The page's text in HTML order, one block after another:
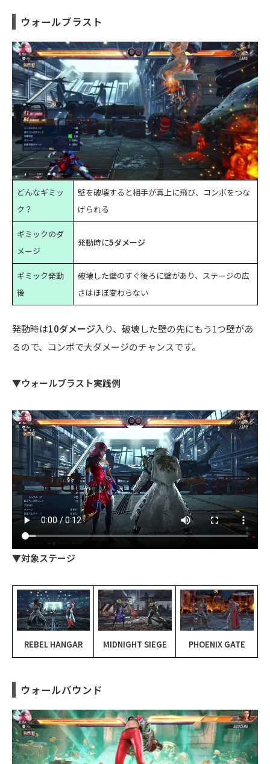
ウォールブラスト
どんなギミッ
ク？
壁を破壊すると相手が真上に飛び、コンボをつな
げられる
ギミックのダ
メージ
発動時に5ダメージ
ギミック発動
後
破壊した壁のすぐ後ろに壁があり、ステージの広
さはほぼ変わらない
発動時は10ダメージ入り、破壊した壁の先にもう1つ壁があ
るので、コンボで大ダメージのチャンスです。
▼ウォールブラスト実践例
▼対象ステージ
REBEL HANGAR MIDNIGHT SIEGE PHOENIX GATE
ウォールバウンド